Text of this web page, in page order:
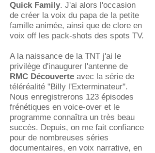
Quick Family. J'ai alors l'occasion
de créer la voix du papa de la petite
famille animée, ainsi que de clore en
voix off les pack-shots des spots TV.
A la naissance de la TNT j'ai le
privilège d'inaugurer l'antenne de
RMC Découverte avec la série de
téléréalité "Billy l'Exterminateur".
Nous enregistrerons 123 épisodes
frénétiques en voice-over et le
programme connaîtra un très beau
succès. Depuis, on me fait confiance
pour de nombreuses séries
documentaires, en voix narrative, en